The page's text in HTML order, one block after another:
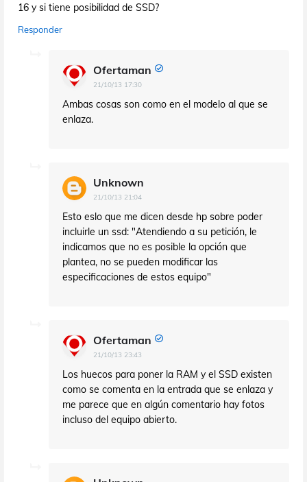
16 y si tiene posibilidad de SSD?
Responder
Ofertaman
21/10/13 17:30
Ambas cosas son como en el modelo al que se
enlaza.
Unknown
21/10/13 21:04
Esto eslo que me dicen desde hp sobre poder
incluirle un ssd: "Atendiendo a su petición, le
indicamos que no es posible la opción que
plantea, no se pueden modificar las
especificaciones de estos equipo"
Ofertaman
21/10/13 23:43
Los huecos para poner la RAM y el SSD existen
como se comenta en la entrada que se enlaza y
me parece que en algún comentario hay fotos
incluso del equipo abierto.